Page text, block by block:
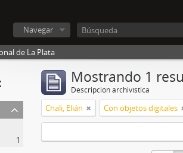
Navegar
de La Plata
1
Mostrando 1
Descripción archivística
Chali, Elián Con objetos digitales